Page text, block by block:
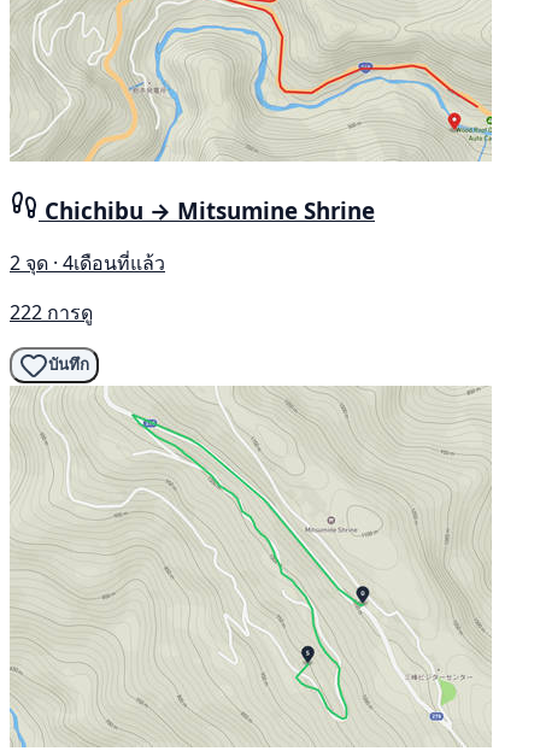
Chichibu → Mitsumine Shrine
2 จุด · 4เดือนที่แล้ว
222 การดู
บันทึก